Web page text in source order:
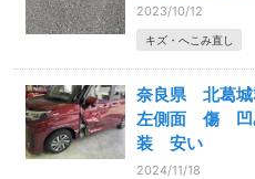
2023/10/12
キズ・へこみ直し
奈良県 北葛
左側面 傷
装 安い
2024/11/18